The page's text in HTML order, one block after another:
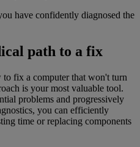
have confidently diagnosed the
path to a fix
fix a computer that won't turn
is your most valuable tool.
problems and progressively
you can efficiently
time or replacing components